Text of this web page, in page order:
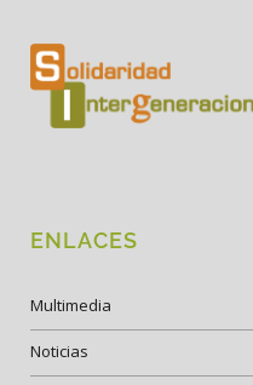
ENLACES
Multimedia
Noticias